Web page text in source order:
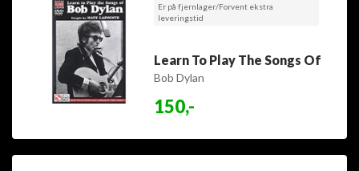
Er på fjernlager/Forvent ekstra
leveringstid
Learn To Play The Songs Of
Bob Dylan
150,-